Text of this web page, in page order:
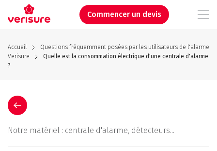
contenu
Commencer un devis
Accueil
Questions fréquemment posées par les utilisateurs de l'alarme
Verisure
Quelle est la consommation électrique d'une centrale d'alarme
?
Notre matériel : centrale d'alarme, détecteurs...